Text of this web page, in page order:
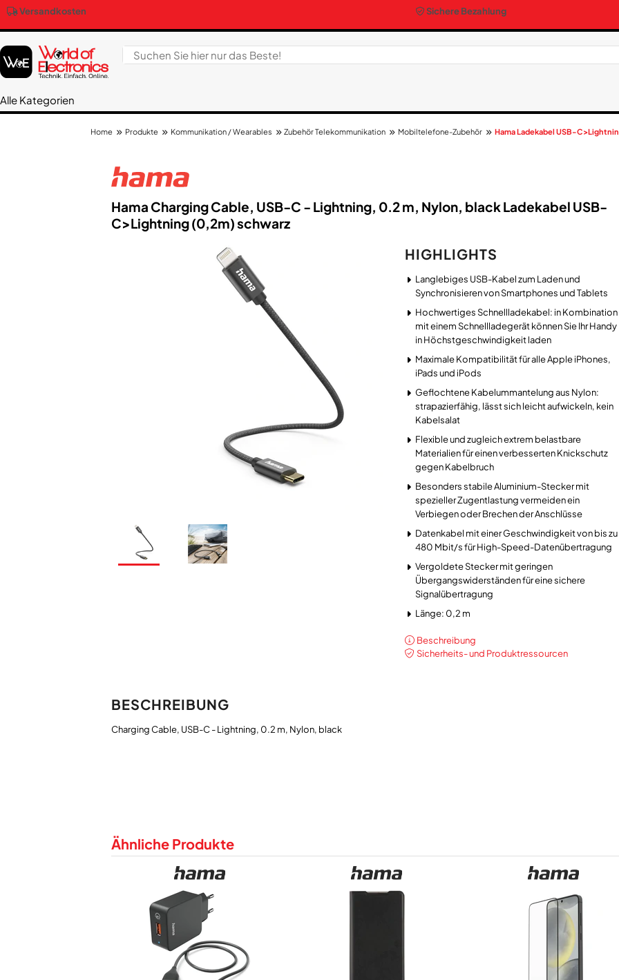
Versandkosten Sichere Bezahlung
Alle Kategorien
Home Produkte Kommunikation / Wearables Zubehör Telekommunikation Mobiltelefone-Zubehör Hama Ladekabel USB-
Hama Charging Cable, USB-C - Lightning, 0.2 m, Nylon, black Ladekabel USB-
C>Lightning (0,2m) schwarz
HIGHLIGHTS
Langlebiges USB-Kabel zum Laden und
Synchronisieren von Smartphones und Tablets
Hochwertiges Schnellladekabel: in Kombination
mit einem Schnellladegerät können Sie Ihr Handy
in Höchstgeschwindigkeit laden
Maximale Kompatibilität für alle Apple iPhones,
iPads und iPods
Geflochtene Kabelummantelung aus Nylon:
strapazierfähig, lässt sich leicht aufwickeln, kein
Kabelsalat
Flexible und zugleich extrem belastbare
Materialien für einen verbesserten Knickschutz
gegen Kabelbruch
Besonders stabile Aluminium-Stecker mit
spezieller Zugentlastung vermeiden ein
Verbiegen oder Brechen der Anschlüsse
Datenkabel mit einer Geschwindigkeit von bis zu
480 Mbit/s für High-Speed-Datenübertragung
Vergoldete Stecker mit geringen
Übergangswiderständen für eine sichere
Signalübertragung
Länge: 0,2 m
Beschreibung
Sicherheits- und Produktressourcen
BESCHREIBUNG
Ähnliche Produkte